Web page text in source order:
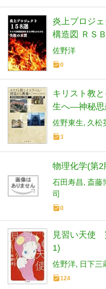
炎上プロジ
構造図 ＲＳ
質 (プロジェ
佐野洋
0
キリスト教
生へ―神秘
佐野東生 久松
3
物理化学(第
石田寿昌 斎藤
司
0
見習い天使
1)
佐野洋 日下三
124